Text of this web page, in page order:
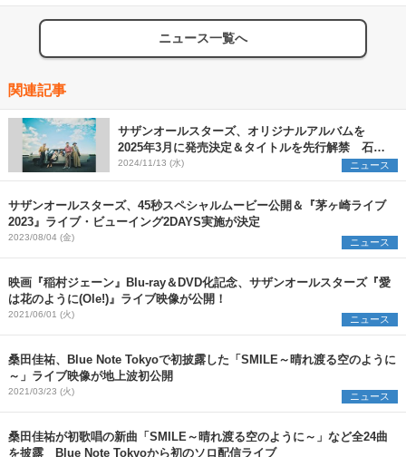
ニュース一覧へ
関連記事
サザンオールスターズ、オリジナルアルバムを
2025年3月に発売決定＆タイトルを先行解禁 石川
を皮切りにアリーナ＆ドームを巡る全国ツアーの開
催も発表に
2024/11/13 (水) ニュース
サザンオールスターズ、45秒スペシャルムービー公開＆『茅ヶ崎ライブ
2023』ライブ・ビューイング2DAYS実施が決定
2023/08/04 (金) ニュース
映画『稲村ジェーン』Blu-ray＆DVD化記念、サザンオールスターズ『愛
は花のように(Ole!)』ライブ映像が公開！
2021/06/01 (火) ニュース
桑田佳祐、Blue Note Tokyoで初披露した「SMILE～晴れ渡る空のように
～」ライブ映像が地上波初公開
2021/03/23 (火) ニュース
桑田佳祐が初歌唱の新曲「SMILE～晴れ渡る空のように～」など全24曲
を披露 Blue Note Tokyoから初のソロ配信ライブ